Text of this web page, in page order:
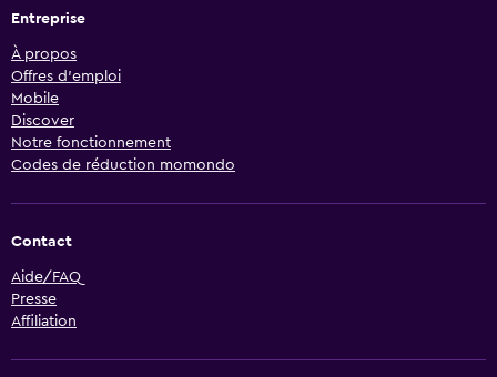
Entreprise
À propos
Offres d’emploi
Mobile
Discover
Notre fonctionnement
Codes de réduction momondo
Contact
Aide/FAQ
Presse
Affiliation